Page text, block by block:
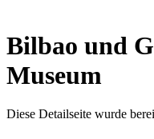
Bilbao und
Museum
Diese Detailseite wurde